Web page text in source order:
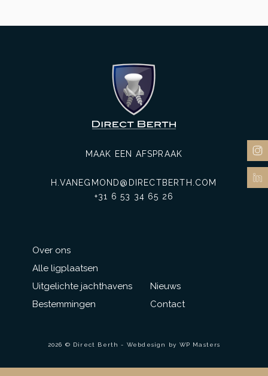
Over ons
Alle ligplaatsen
Uitgelichte jachthavens
Bestemmingen
MAAK EEN AFSPRAAK
H.VANEGMOND@DIRECTBERTH.COM
+31 6 53 34 65 26
Nieuws
Contact
2026 © Direct Berth - Webdesign by WP Masters